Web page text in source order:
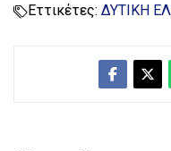
Εττικέτες: ΔΥΤΙΚΗ